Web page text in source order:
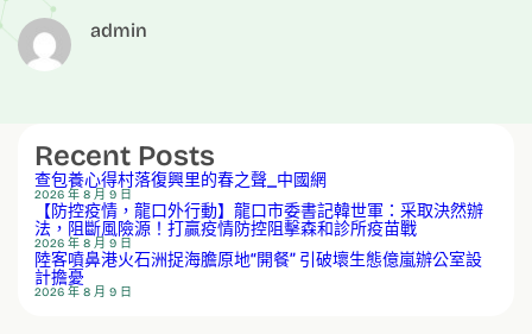
admin
Recent Posts
查包養心得村落復興里的春之聲_中國網
2026 年 8 月 9 日
【防控疫情，龍口外行動】龍口市委書記韓世軍：采取決然辦
法，阻斷風險源！打贏疫情防控阻擊森和診所疫苗戰
2026 年 8 月 9 日
陸客噴鼻港火石洲捉海膽原地“開餐” 引破壞生態億嵐辦公室設
計擔憂
2026 年 8 月 9 日